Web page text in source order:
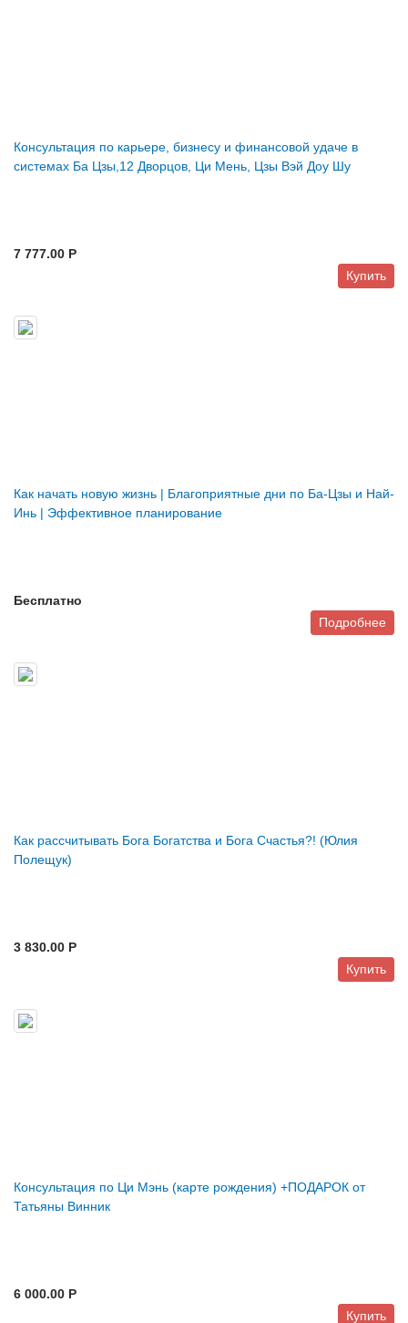
Консультация по карьере, бизнесу и финансовой удаче в
системах Ба Цзы,12 Дворцов, Ци Мень, Цзы Вэй Доу Шу
7 777.00 P
Купить
Как начать новую жизнь | Благоприятные дни по Ба-Цзы и Най-
Инь | Эффективное планирование
Бесплатно
Подробнее
Как рассчитывать Бога Богатства и Бога Счастья?! (Юлия
Полещук)
3 830.00 P
Купить
Консультация по Ци Мэнь (карте рождения) +ПОДАРОК от
Татьяны Винник
6 000.00 P
Купить